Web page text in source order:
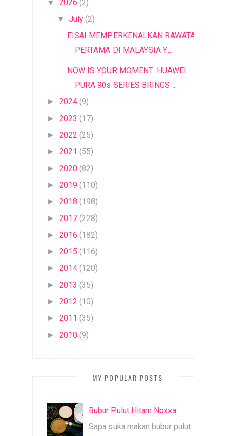
▼ 2026 (2)
▼ July (2)
EISAI MEMPERKENALKAN RAWATAN
PERTAMA DI MALAYSIA Y...
NOW IS YOUR MOMENT: HUAWEI
PURA 90s SERIES BRINGS ...
► 2024 (9)
► 2023 (17)
► 2022 (25)
► 2021 (55)
► 2020 (82)
► 2019 (110)
► 2018 (198)
► 2017 (228)
► 2016 (182)
► 2015 (116)
► 2014 (120)
► 2013 (35)
► 2012 (10)
► 2011 (35)
► 2010 (9)
MY POPULAR POSTS
Bubur Pulut Hitam Noxxa
Sapa suka makan bubur pulut